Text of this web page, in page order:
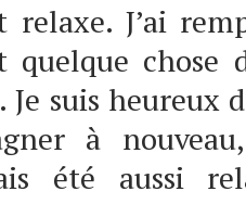
J’ai
quelque chose
Je suis heureux
à
été aussi